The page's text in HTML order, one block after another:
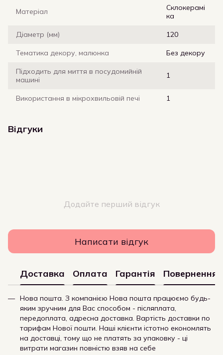
Матеріал
Склокерамі
ка
Діаметр (мм) 120
Тематика декору, малюнка Без декору
Підходить для миття в посудомийній
машині
1
Використання в мікрохвильовій печі 1
Відгуки
Додайте перший відгук
Написати відгук
Доставка Оплата Гарантія Повернення
Нова пошта. З компанією Нова пошта працюємо будь-
яким зручним для Вас способом - післяплата,
передоплата, адресна доставка. Вартість доставки по
тарифам Нової пошти. Наші клієнти істотно економлять
на доставці, тому що не платять за упаковку - ці
витрати магазин повністю взяв на себе